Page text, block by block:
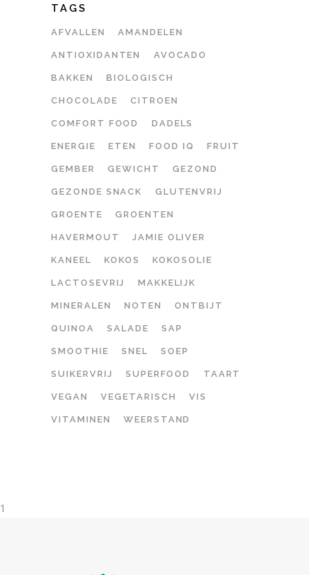
TAGS
AFVALLEN AMANDELEN
ANTIOXIDANTEN AVOCADO
BAKKEN BIOLOGISCH
CHOCOLADE CITROEN
COMFORT FOOD DADELS
ENERGIE ETEN FOOD IQ FRUIT
GEMBER GEWICHT GEZOND
GEZONDE SNACK GLUTENVRIJ
GROENTE GROENTEN
HAVERMOUT JAMIE OLIVER
KANEEL KOKOS KOKOSOLIE
LACTOSEVRIJ MAKKELIJK
MINERALEN NOTEN ONTBIJT
QUINOA SALADE SAP
SMOOTHIE SNEL SOEP
SUIKERVRIJ SUPERFOOD TAART
VEGAN VEGETARISCH VIS
VITAMINEN WEERSTAND
1